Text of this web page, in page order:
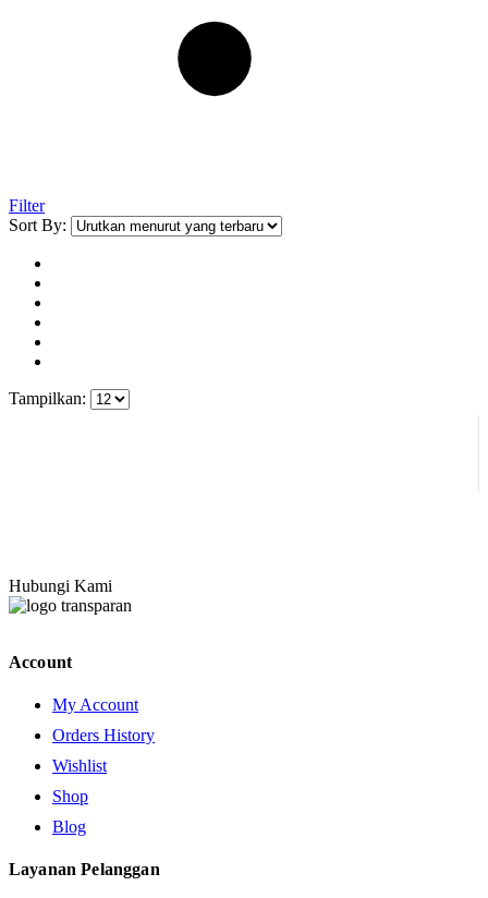
Filter
Sort By:
Tampilkan:
Hubungi Kami
Account
My Account
Orders History
Wishlist
Shop
Blog
Layanan Pelanggan